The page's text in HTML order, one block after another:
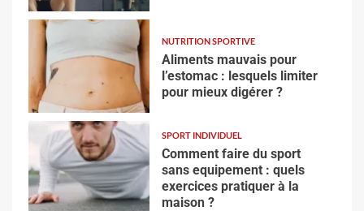
NUTRITION SPORTIVE
Aliments mauvais pour
l’estomac : lesquels limiter
pour mieux digérer ?
SPORT INDIVIDUEL
Comment faire du sport
sans equipement : quels
exercices pratiquer à la
maison ?